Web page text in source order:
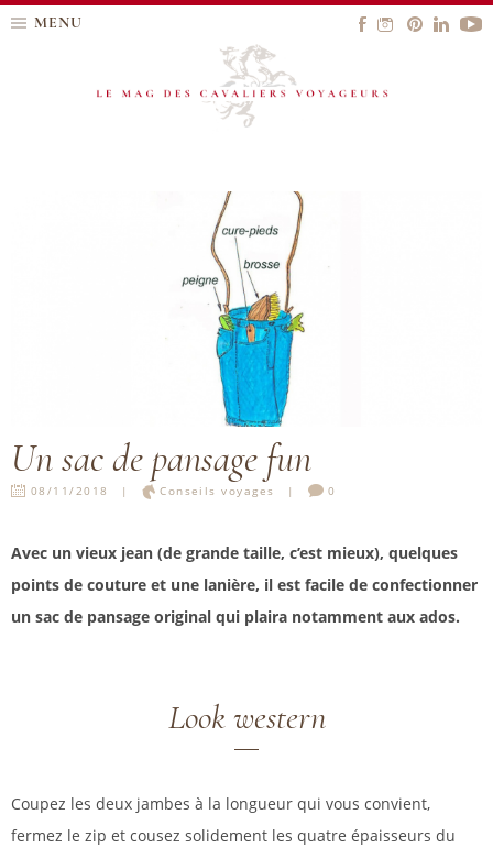
MENU
Un sac de pansage fun
08/11/2018 Conseils voyages 0
Avec un vieux jean (de grande taille, c’est mieux), quelques
points de couture et une lanière, il est facile de confectionner
un sac de pansage original qui plaira notamment aux ados.
Look western
Coupez les deux jambes à la longueur qui vous convient,
fermez le zip et cousez solidement les quatre épaisseurs du